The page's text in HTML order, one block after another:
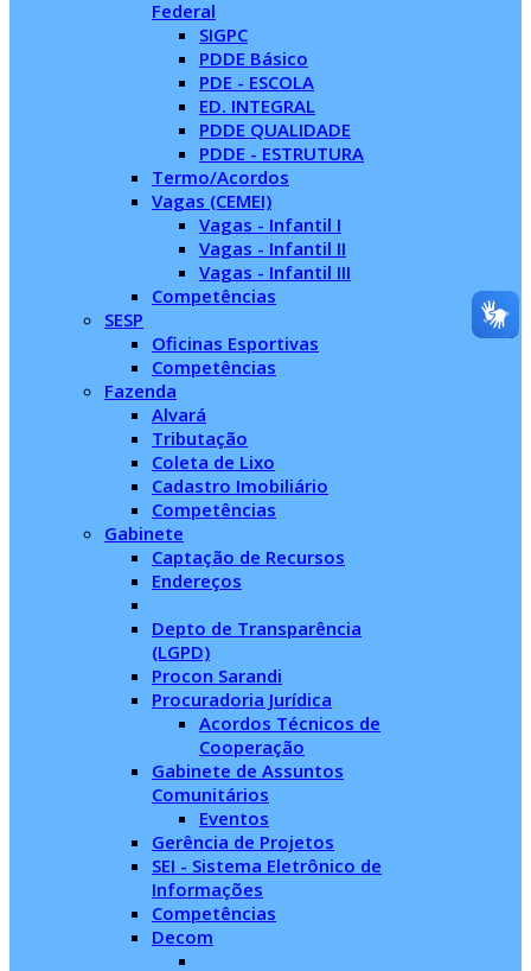
Federal
SIGPC
PDDE Básico
PDE - ESCOLA
ED. INTEGRAL
PDDE QUALIDADE
PDDE - ESTRUTURA
Termo/Acordos
Vagas (CEMEI)
Vagas - Infantil I
Vagas - Infantil II
Vagas - Infantil III
Competências
SESP
Oficinas Esportivas
Competências
Fazenda
Alvará
Tributação
Coleta de Lixo
Cadastro Imobiliário
Competências
Gabinete
Captação de Recursos
Endereços
Depto de Transparência
(LGPD)
Procon Sarandi
Procuradoria Jurídica
Acordos Técnicos de
Cooperação
Gabinete de Assuntos
Comunitários
Eventos
Gerência de Projetos
SEI - Sistema Eletrônico de
Informações
Competências
Decom